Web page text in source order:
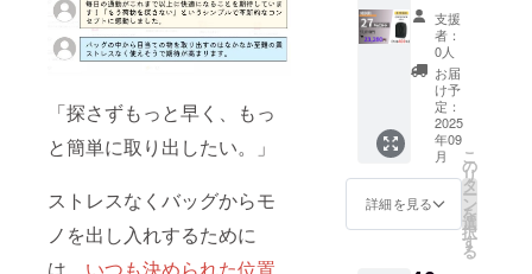
「探さずもっと早く、もっ
と簡単に取り出したい。」
ストレスなくバッグからモ
ノを出し入れするために
は、 いつも決められた位置
【29%
OFF】
9,310円
割引の
22,690
円でご
支援可
能で
す。 〇
本リ
ターン
F
QUICK
PACK
officer
1個 ※
先着400
名限定※
特別割
23,280
円 (税
込・送
料込) カ
支援
者：
0人
お届
け予
定：
2025
年09
月
詳細を見る
こ
の
リ
タ
ー
ン
を
選
択
す
る